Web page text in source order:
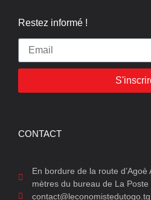
Restez informé !
CONTACT
En bordure de la route
mètres du bureau de La Poste
contact@leconomistedutogo.tg